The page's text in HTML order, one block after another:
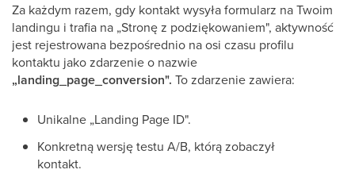
Za każdym razem, gdy kontakt wysyła formularz na Twoim
landingu i trafia na „Stronę z podziękowaniem", aktywność
jest rejestrowana bezpośrednio na osi czasu profilu
kontaktu jako zdarzenie o nazwie
„landing_page_conversion". To zdarzenie zawiera:
Unikalne „Landing Page ID".
Konkretną wersję testu A/B, którą zobaczył
kontakt.